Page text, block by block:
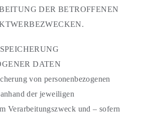
DER BETROFFENEN
DATEN
von personenbezogenen
der jeweiligen
Verarbeitungszweck und – sofern